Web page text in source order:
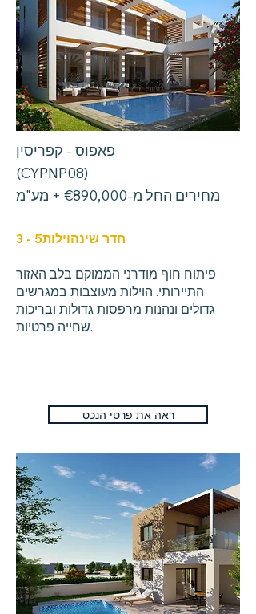
(CYPNP08)
מחירים החל מ-€890,000 + מע"מ
3 - 5 חדר שינהוילות
פיתוח חוף מודרני הממוקם בלב האזור
התיירותי. הוילות מעוצבות במגרשים
גדולים ונהנות מרפסות גדולות ובריכות
שחייה פרטיות.
ראה את פרטי הנכס